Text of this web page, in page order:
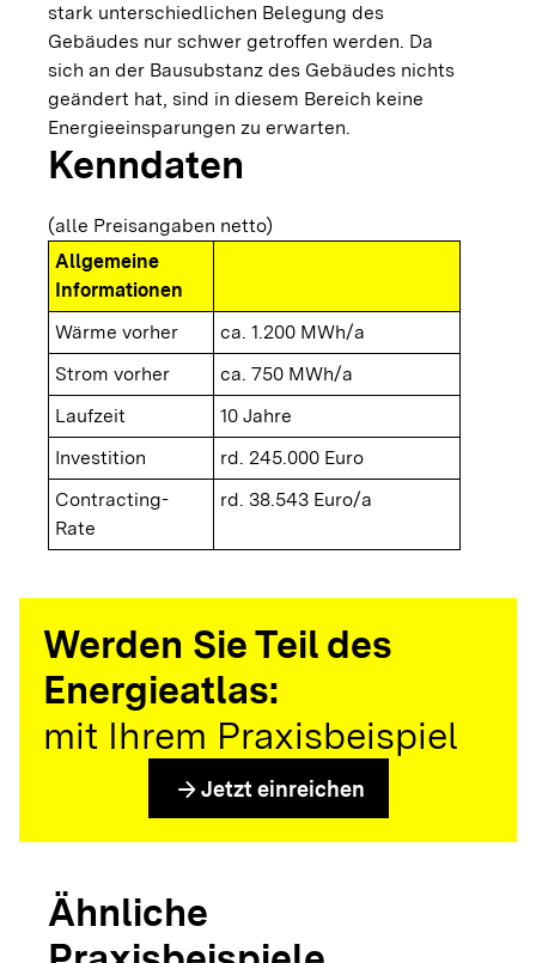
stark unterschiedlichen Belegung des
Gebäudes nur schwer getroffen werden. Da
sich an der Bausubstanz des Gebäudes nichts
geändert hat, sind in diesem Bereich keine
Energieeinsparungen zu erwarten.
Kenndaten
(alle Preisangaben netto)
Allgemeine
Informationen
Wärme vorher
ca. 1.200 MWh/a
Strom vorher
ca. 750 MWh/a
Laufzeit
10 Jahre
Investition
rd. 245.000 Euro
Contracting-
Rate
rd. 38.543 Euro/a
Werden Sie Teil des
Energieatlas:
mit Ihrem Praxisbeispiel
arrow_forward Jetzt einreichen
Ähnliche